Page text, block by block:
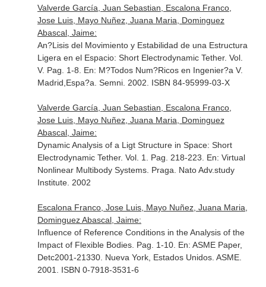
Valverde García, Juan Sebastian, Escalona Franco,
Jose Luis, Mayo Nuñez, Juana Maria, Dominguez
Abascal, Jaime:
An?Lisis del Movimiento y Estabilidad de una Estructura
Ligera en el Espacio: Short Electrodynamic Tether. Vol.
V. Pag. 1-8. En: M?Todos Num?Ricos en Ingenier?a V.
Madrid,Espa?a. Semni. 2002. ISBN 84-95999-03-X
Valverde García, Juan Sebastian, Escalona Franco,
Jose Luis, Mayo Nuñez, Juana Maria, Dominguez
Abascal, Jaime:
Dynamic Analysis of a Ligt Structure in Space: Short
Electrodynamic Tether. Vol. 1. Pag. 218-223. En: Virtual
Nonlinear Multibody Systems. Praga. Nato Adv.study
Institute. 2002
Escalona Franco, Jose Luis, Mayo Nuñez, Juana Maria,
Dominguez Abascal, Jaime:
Influence of Reference Conditions in the Analysis of the
Impact of Flexible Bodies. Pag. 1-10. En: ASME Paper,
Detc2001-21330. Nueva York, Estados Unidos. ASME.
2001. ISBN 0-7918-3531-6